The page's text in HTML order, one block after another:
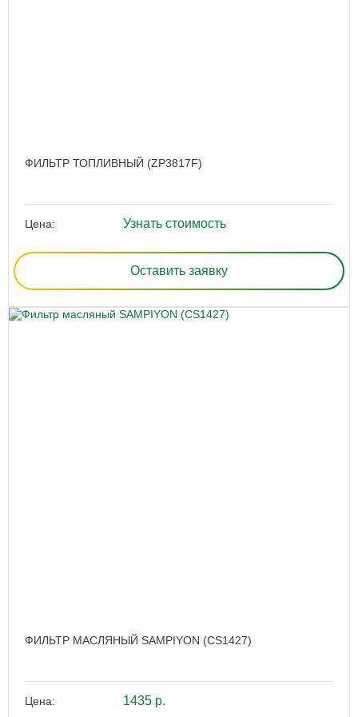
ФИЛЬТР ТОПЛИВНЫЙ (ZP3817F)
Цена: Узнать стоимость
Оставить заявку
ФИЛЬТР МАСЛЯНЫЙ SAMPIYON (CS1427)
Цена: 1435 р.